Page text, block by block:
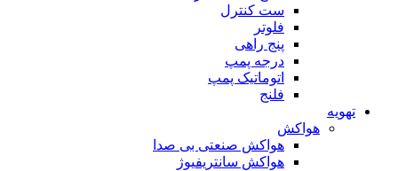
ست کنترل
فلوتر
پنج راهی
درجه پمپ
اتوماتیک پمپ
فلنج
تهویه
هواکش
هواکش صنعتی بی صدا
هواکش سانتریفیوژ